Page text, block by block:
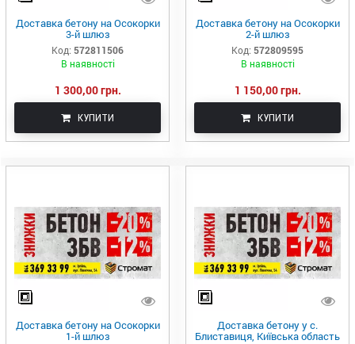
Доставка бетону на Осокорки
3-й шлюз
Код: 572811506
В наявності
1 300,00 грн.
КУПИТИ
Доставка бетону на Осокорки
2-й шлюз
Код: 572809595
В наявності
1 150,00 грн.
КУПИТИ
Доставка бетону на Осокорки
1-й шлюз
Доставка бетону у с.
Блиставиця, Київська область